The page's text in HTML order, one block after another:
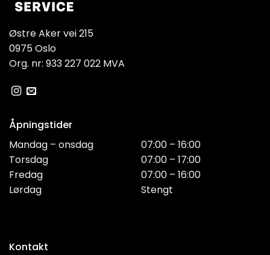
Østre Aker vei 215
0975 Oslo
Org. nr: 933 227 022 MVA
Åpningstider
Mandag – onsdag
Torsdag
Fredag
Lørdag
07:00 – 16:00
07:00 – 17:00
07:00 – 16:00
Stengt
Kontakt